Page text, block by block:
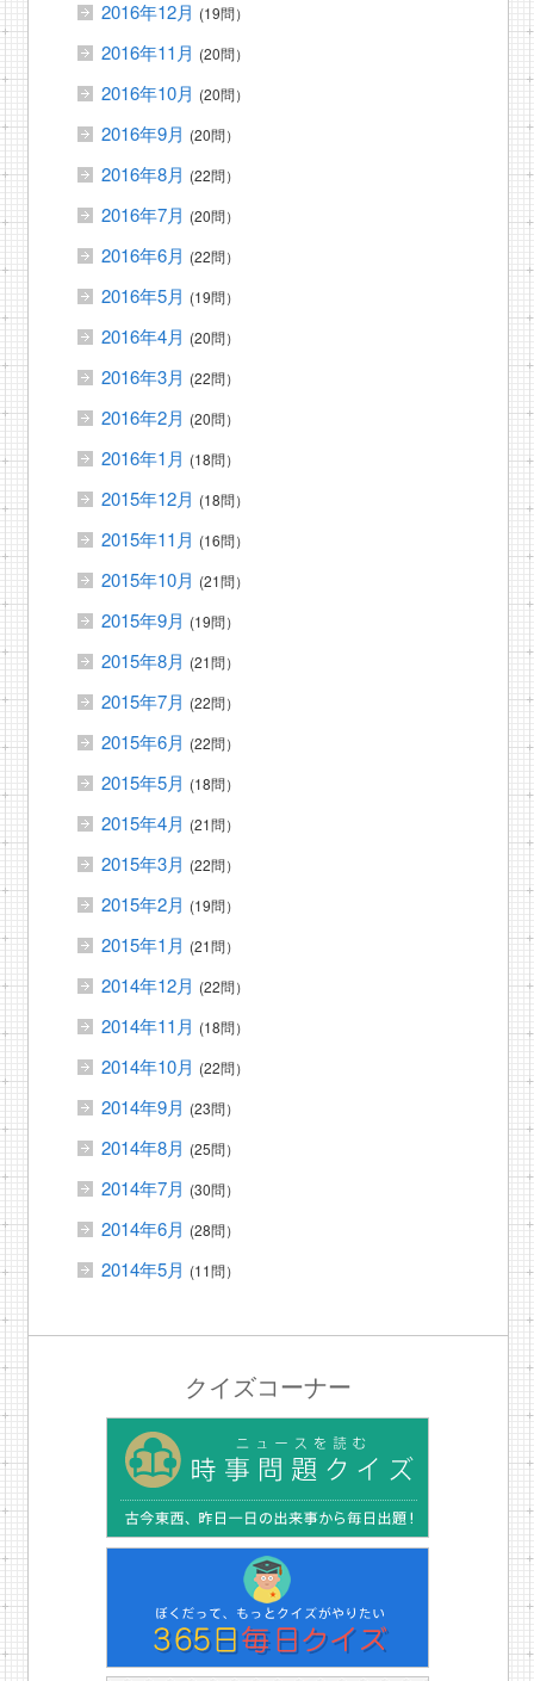
2016年12月 (19問）
2016年11月 (20問）
2016年10月 (20問）
2016年9月 (20問）
2016年8月 (22問）
2016年7月 (20問）
2016年6月 (22問）
2016年5月 (19問）
2016年4月 (20問）
2016年3月 (22問）
2016年2月 (20問）
2016年1月 (18問）
2015年12月 (18問）
2015年11月 (16問）
2015年10月 (21問）
2015年9月 (19問）
2015年8月 (21問）
2015年7月 (22問）
2015年6月 (22問）
2015年5月 (18問）
2015年4月 (21問）
2015年3月 (22問）
2015年2月 (19問）
2015年1月 (21問）
2014年12月 (22問）
2014年11月 (18問）
2014年10月 (22問）
2014年9月 (23問）
2014年8月 (25問）
2014年7月 (30問）
2014年6月 (28問）
2014年5月 (11問）
クイズコーナー